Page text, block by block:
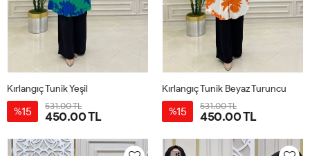
38-
42-
46-
50-
Kırlangıç Tunik Yeşil
%15 531.00 TL
450.00 TL
46-
Kırlangıç Tunik Beyaz Turuncu
%15 531.00 TL
450.00 TL